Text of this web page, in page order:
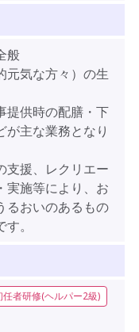
般
元気な方々）の生
提供時の配膳・下
が主な業務となり
支援、レクリエー
実施等により、お
るおいのあるもの
。
任者研修(ヘルパー2級)